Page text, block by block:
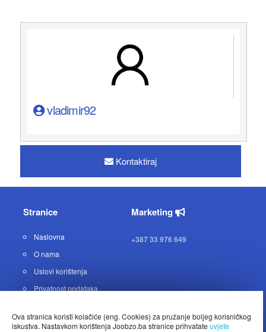
Ova stranica koristi kolačiće (eng. Cookies) za pružanje boljeg korisničkog
iskustva. Nastavkom korištenja Joobzo.ba stranice prihvatate uvjete
vladimir92
Kontaktiraj
Stranice
Naslovna
O nama
Uslovi korištenja
Privatnost podataka
Marketing
+387 33 976 649